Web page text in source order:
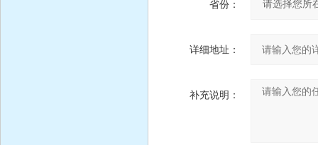
省份：
详细地址：
补充说明：